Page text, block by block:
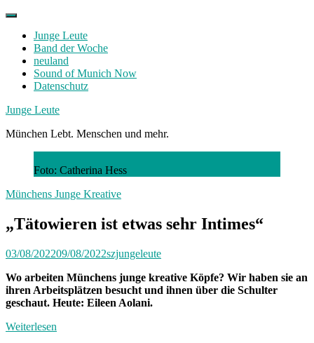
Skip
contentJunge Leute
Band der Woche
neuland
Sound of Munich Now
Datenschutz
Facebook
Twitter
Instagram
Junge Leute
München Lebt. Menschen und mehr.
Foto: Catherina Hess
Münchens Junge Kreative
„Tätowieren ist etwas sehr Intimes“
03/08/202209/08/2022szjungeleute
Wo arbeiten Münchens junge kreative Köpfe? Wir haben sie an
ihren Arbeitsplätzen besucht und ihnen über die Schulter
geschaut. Heute: Eileen Aolani.
Weiterlesen